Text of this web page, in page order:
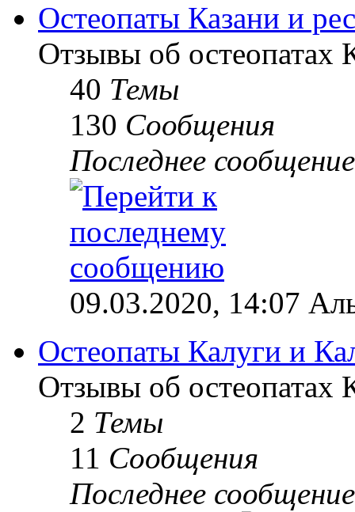
Остеопаты Казани и
Отзывы об остеопатах
40 Темы
130 Сообщения
Последнее сообщение
09.03.2020, 14:07
Остеопаты Калуги и
Отзывы об остеопатах
2 Темы
11 Сообщения
Последнее сообщение